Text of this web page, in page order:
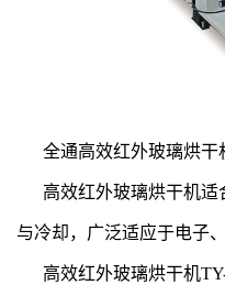
全通高效红外玻璃烘干
高效红外玻璃烘干机
与冷却，广泛适应于电子
高效红外玻璃烘干机